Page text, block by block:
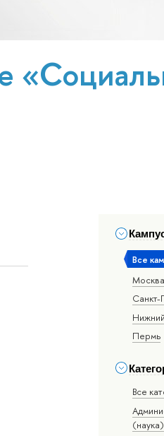
Все
Москва
Пермь
Все
(наука)